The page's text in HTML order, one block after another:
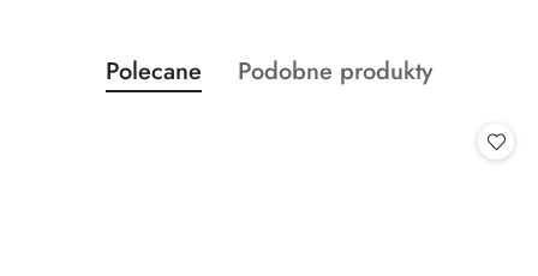
Pomiń karuzelę produktów
Produkty
o
Polecane
Produkty
Podobne produkty